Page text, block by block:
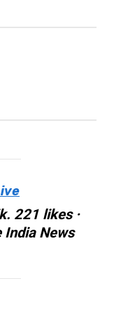
221 likes ·
News